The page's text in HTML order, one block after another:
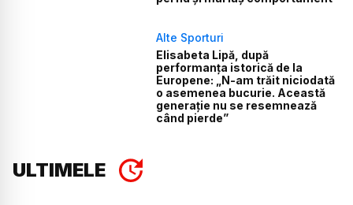
Alte Sporturi
Elisabeta Lipă, după
performanța istorică de la
Europene: „N-am trăit niciodată
o asemenea bucurie. Această
generație nu se resemnează
când pierde”
ULTIMELE